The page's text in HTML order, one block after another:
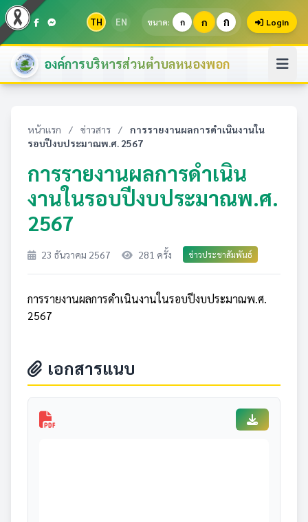
TH EN ขนาด: ก ก ก Login
องค์การบริหารส่วนตำบลหนองพอก
หน้าแรก / ข่าวสาร /
การรายงานผลการดำเนินงานใน
รอบปีงบประมาณพ.ศ. 2567
การรายงานผลการดำเนิน
งานในรอบปีงบประมาณพ.ศ.
2567
23 ธันวาคม 2567 281 ครั้ง ข่าวประชาสัมพันธ์
การรายงานผลการดำเนินงานในรอบปีงบประมาณพ.ศ.
2567
เอกสารแนบ